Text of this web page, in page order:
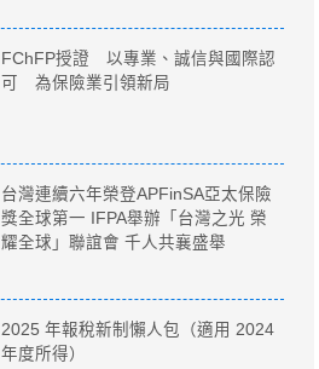
FChFP授證 以專業、誠信與國際認
可 為保險業引領新局
台灣連續六年榮登APFinSA亞太保險
獎全球第一 IFPA舉辦「台灣之光 榮
耀全球」聯誼會 千人共襄盛舉
2025 年報稅新制懶人包（適用 2024
年度所得）